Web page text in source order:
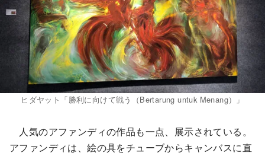
ヒダヤット「勝利に向けて戦う（Bertarung untuk Menang）」
人気のアファンディの作品も一点、展示されている。
アファンディは、絵の具をチューブからキャンバスに直